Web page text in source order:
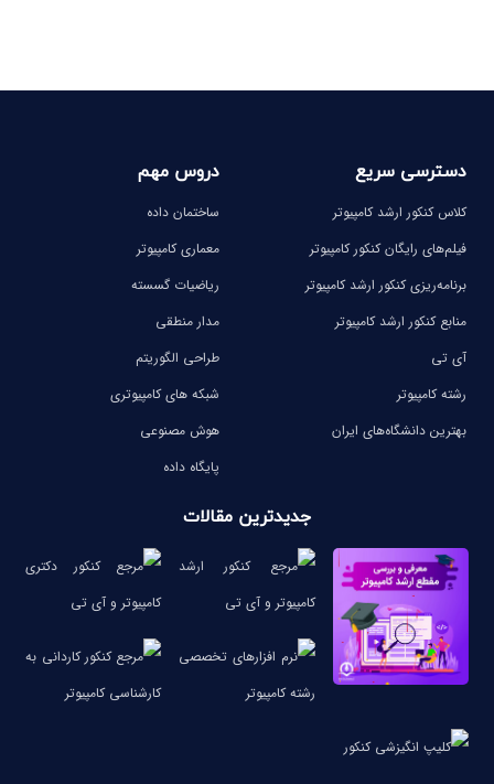
دسترسی سریع
کلاس کنکور ارشد کامپیوتر
فیلم‌های رایگان کنکور کامپیوتر
برنامه‌ریزی کنکور ارشد کامپیوتر
منابع کنکور ارشد کامپیوتر
آی تی
رشته کامپیوتر
بهترین دانشگاه‌های ایران
دروس مهم
ساختمان داده
معماری کامپیوتر
ریاضیات گسسته
مدار منطقی
طراحی الگوریتم
شبکه های کامپیوتری
هوش مصنوعی
پایگاه داده
جدیدترین مقالات